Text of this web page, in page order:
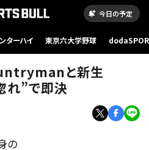
今日の予定
ターハイ 東京六大学野球
と新生
”で即決
の